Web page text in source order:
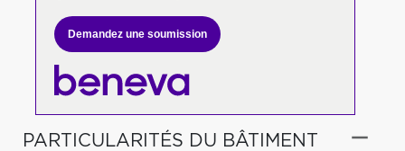
Demandez une soumission
PARTICULARITÉS DU BÂTIMENT